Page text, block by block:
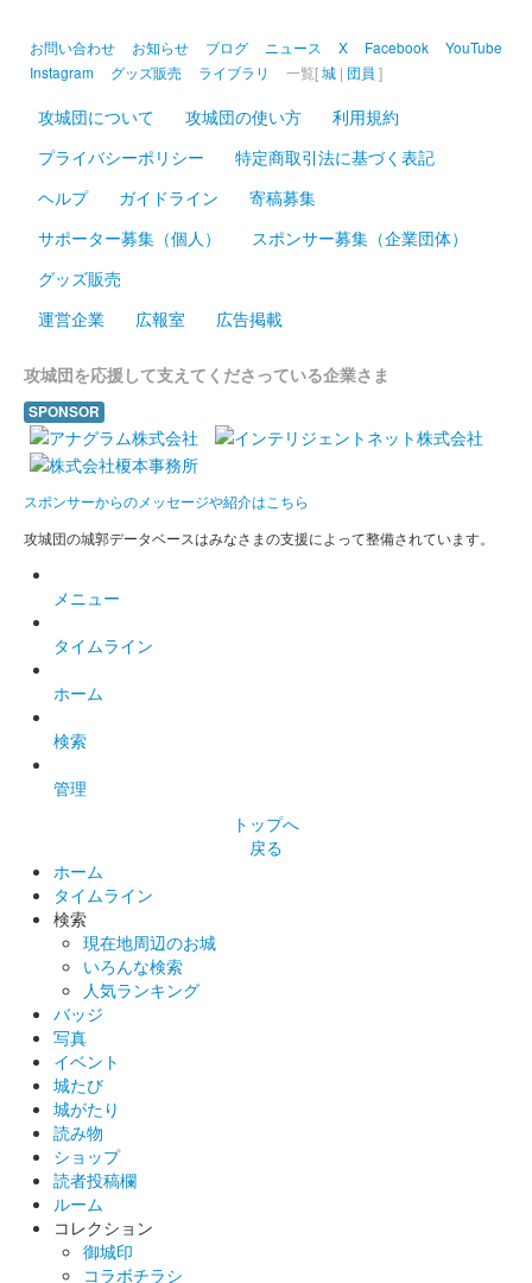
箕輪城 登城記念証 内藤昌月版
されているときだけ販売可能。
箕輪城 登城記念証 群馬戦国御城印サミット限定
台紙は 白・黄・緑・紫・ピンクの５種から選択
箕輪城 登城記念証 歴代六家紋（白）
販売終了
箕輪城 登城記念証 歴代六家紋（紫）
箕輪城 登城記念証
武田家の箕輪城城代を務めた武田四天王の内藤昌秀の生誕五百年
を記念した限定版。
箕輪城 登城記念証
武田家の箕輪城城代を務めた武田四天王の内藤昌秀の生誕五百年
を記念した限定版。
箕輪城 登城記念証
武田家の箕輪城城代を務めた武田四天王の内藤昌秀の生誕五百年
を記念した限定版。
箕輪城 登城記念証
武田家の箕輪城城代を務めた武田四天王の内藤昌秀の生誕五百年
を記念した限定版。
箕輪城 登城記念証
お問い合わせ お知らせ ブログ ニュース X Facebook
YouTube
Instagram
グッズ販売 ライブラリ 一覧[城 | 団員 ]
攻城団について 攻城団の使い方
利用規約
プライバシーポリシー
特定商取引法に基づく表記
ヘルプ
ガイドライン
寄稿募集
サポーター募集（個人）
スポンサー募集（企業団体）
グッズ販売
運営企業
広報室 広告掲載
攻城団を応援して支えてくださっている企業さま
SPONSOR
スポンサーからのメッセージや紹介はこちら
攻城団の城郭データベースはみなさまの支援によって整備されています。
メニュー
タイムライン
ホーム
検索
管理
トップへ
戻る
ホーム
タイムライン
検索
現在地周辺のお城
いろんな検索
人気ランキング
バッジ
写真
イベント
城たび
城がたり
読み物
ショップ
読者投稿欄
ルーム
コレクション
御城印
コラボチラシ